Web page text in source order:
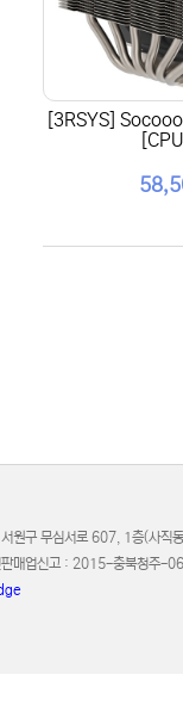
[3RSYS]
구 무심서로 607, 1층(사직
매업신고 : 2015-충북청